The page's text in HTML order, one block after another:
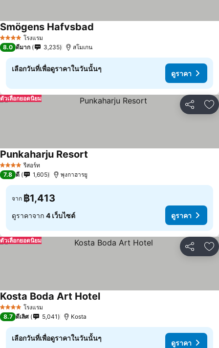
4 ดาว โรงแรม
Smögens Hafvsbad
8.0 ดีมาก 3,235 สโมเกน
เลือกวันที่เพื่อดูราคาในวันนั้นๆ
ดูราคา
แชร์ เ
ตัวเลือกยอดนิยม
4 ดาว รีสอร์ท
Punkaharju Resort
7.8 ดี 1,605 พุงกาฮารยู
จาก ฿1,413
ดูราคาจาก 4 เว็บไซต์ ดูราคา
แชร์ เ
ตัวเลือกยอดนิยม
4 ดาว โรงแรม
Kosta Boda Art Hotel
8.7 ดีเลิศ 5,041 Kosta
เลือกวันที่เพื่อดูราคาในวันนั้นๆ
ดูราคา